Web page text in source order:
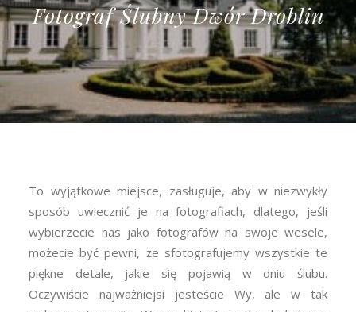
Fotograf Ślubny Dwór Droblin
To wyjątkowe miejsce, zasługuje, aby w niezwykły
sposób uwiecznić je na fotografiach, dlatego, jeśli
wybierzecie nas jako fotografów na swoje wesele,
możecie być pewni, że sfotografujemy wszystkie te
piękne detale, jakie się pojawią w dniu ślubu.
Oczywiście najważniejsi jesteście Wy, ale w tak